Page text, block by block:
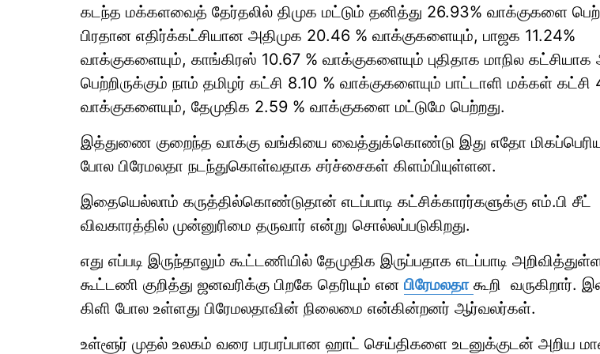
கடந்த மக்களவைத் தேர்தலில் திமுக மட்டும் தனித்து 26.93% வாக்குகளை
பிரதான எதிர்க்கட்சியான அதிமுக 20.46 % வாக்குகளையும், பாஜக 11.24%
வாக்குகளையும், காங்கிரஸ் 10.67 % வாக்குகளையும் புதிதாக மாநில
பெற்றிருக்கும் நாம் தமிழர் கட்சி 8.10 % வாக்குகளையும் பாட்டாளி மக்கள் கட்சி
வாக்குகளையும், தேமுதிக 2.59 % வாக்குகளை மட்டுமே பெற்றது.
இத்துணை குறைந்த வாக்கு வங்கியை வைத்துக்கொண்டு இது எதோ
போல பிரேமலதா நடந்துகொள்வதாக சர்ச்சைகள் கிளம்பியுள்ளன.
இதையெல்லாம் கருத்தில்கொண்டுதான் எடப்பாடி கட்சிக்காரர்களுக்கு எம்.பி சீட்
விவகாரத்தில் முன்னுரிமை தருவார் என்று சொல்லப்படுகிறது.
எது எப்படி இருந்தாலும் கூட்டணியில் தேமுதிக இருப்பதாக எடப்பாடி
கூட்டணி குறித்து ஜனவரிக்கு பிறகே தெரியும் என பிரேமலதா கூறி வருகிறார்.
கிளி போல உள்ளது பிரேமலதாவின் நிலைமை என்கின்றனர் ஆர்வலர்கள்.
உள்ளூர் முதல் உலகம் வரை பரபரப்பான ஹாட் செய்திகளை உடனுக்குடன் அறிய